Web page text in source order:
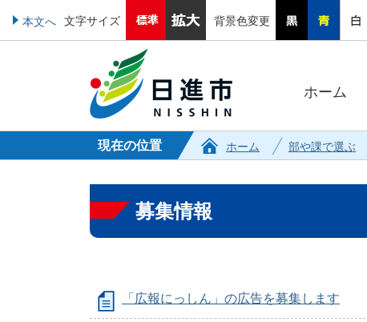
本文へ 文字サイズ 背景色変更
ホーム
現在の位置 ホーム 部や課で選ぶ
募集情報
「広報にっしん」の広告を募集します